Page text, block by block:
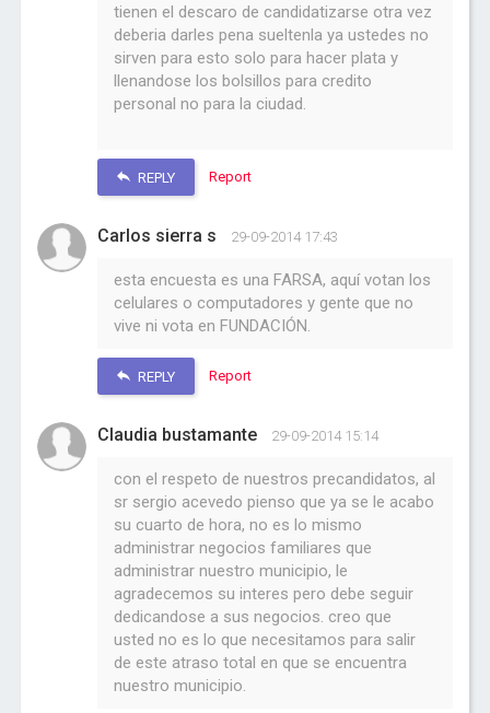
tienen el descaro de candidatizarse otra vez
deberia darles pena sueltenla ya ustedes no
sirven para esto solo para hacer plata y
llenandose los bolsillos para credito
personal no para la ciudad.
REPLY Report
Carlos sierra s 29-09-2014 17:43
esta encuesta es una FARSA, aquí votan los
celulares o computadores y gente que no
vive ni vota en FUNDACIÓN.
REPLY Report
Claudia bustamante 29-09-2014 15:14
con el respeto de nuestros precandidatos, al
sr sergio acevedo pienso que ya se le acabo
su cuarto de hora, no es lo mismo
administrar negocios familiares que
administrar nuestro municipio, le
agradecemos su interes pero debe seguir
dedicandose a sus negocios. creo que
usted no es lo que necesitamos para salir
de este atraso total en que se encuentra
nuestro municipio.